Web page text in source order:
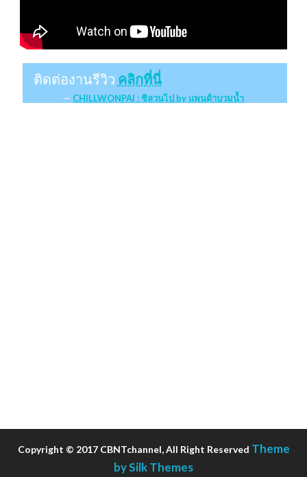
ติดต่องานรีวิว คลิกที่นี่
CHILLWONPAI : ชิลวนไป by แพนด้าบวมน้ำ
Copyright © 2017 CBNTchannel, All Right Reserved Theme
by Silk Themes